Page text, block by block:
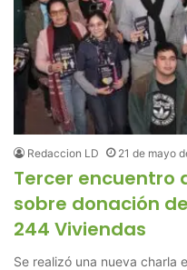
Redaccion LD 21 de mayo
Tercer encuentro
sobre donación
244 Viviendas
Se realizó una nueva charla